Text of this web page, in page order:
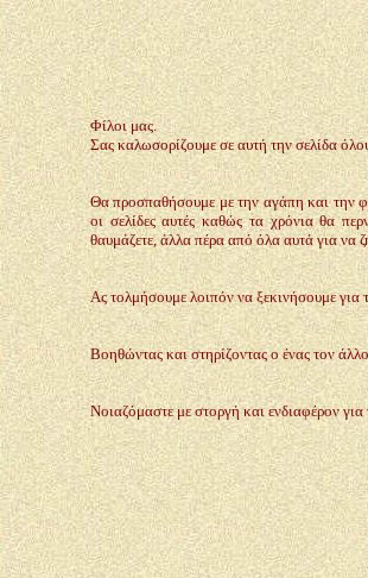
Φίλοι μας.
Σας καλωσορίζουμε σε αυτή την σελίδα
Θα προσπαθήσουμε με την αγάπη και την
οι σελίδες αυτές καθώς τα χρόνια θα
θαυμάζετε, άλλα πέρα από όλα αυτά για να
Ας τολμήσουμε λοιπόν να ξεκινήσουμε για
Βοηθώντας και στηρίζοντας ο ένας τον
Νοιαζόμαστε με στοργή και ενδιαφέρον